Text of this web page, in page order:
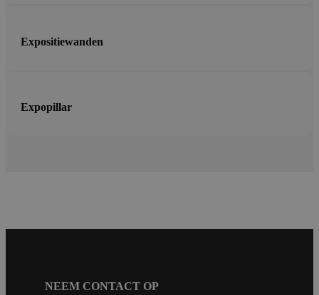
Expositiewanden
Expopillar
NEEM CONTACT OP